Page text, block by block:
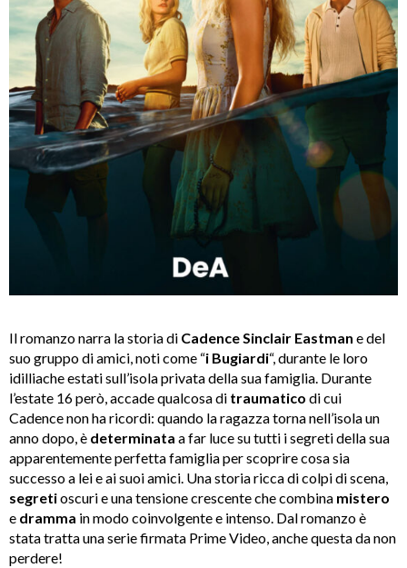
Il romanzo narra la storia di Cadence Sinclair Eastman e del
suo gruppo di amici, noti come “i Bugiardi“, durante le loro
idilliache estati sull’isola privata della sua famiglia. Durante
l’estate 16 però, accade qualcosa di traumatico di cui
Cadence non ha ricordi: quando la ragazza torna nell’isola un
anno dopo, è determinata a far luce su tutti i segreti della sua
apparentemente perfetta famiglia per scoprire cosa sia
successo a lei e ai suoi amici. Una storia ricca di colpi di scena,
segretioscuri e una tensione crescente che combina mistero
e dramma in modo coinvolgente e intenso. Dal romanzo è
stata tratta una serie firmata Prime Video, anche questa da non
perdere!